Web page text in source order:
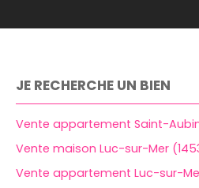
JE RECHERCHE UN BIEN
Vente appartement Saint-
Vente maison Luc-sur-Mer
Vente appartement Luc-sur-